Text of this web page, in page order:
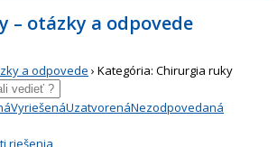
– otázky a odpovede
a odpovede › Kategória: Chirurgia ruky
VyriešenáUzatvorenáNezodpovedaná
riešenia